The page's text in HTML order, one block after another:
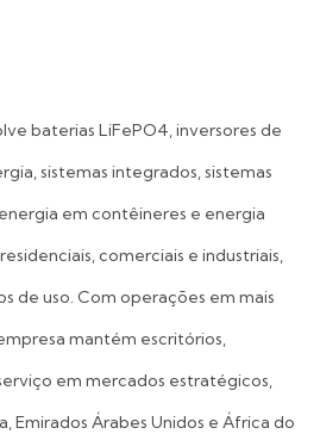
baterias LiFePO4, inversores de
sistemas integrados, sistemas
em contêineres e energia
comerciais e industriais,
de uso. Com operações em mais
mantém escritórios,
em mercados estratégicos,
Emirados Árabes Unidos e África do